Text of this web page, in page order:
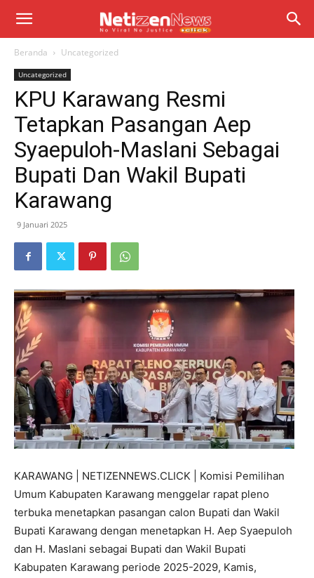
Beranda Uncategorized
Uncategorized
KPU Karawang Resmi
Tetapkan Pasangan Aep
Syaepuloh-Maslani Sebagai
Bupati Dan Wakil Bupati
Karawang
9 Januari 2025
KARAWANG | NETIZENNEWS.CLICK | Komisi Pemilihan
Umum Kabupaten Karawang menggelar rapat pleno
terbuka menetapkan pasangan calon Bupati dan Wakil
Bupati Karawang dengan menetapkan H. Aep Syaepuloh
dan H. Maslani sebagai Bupati dan Wakil Bupati
Kabupaten Karawang periode 2025-2029, Kamis,